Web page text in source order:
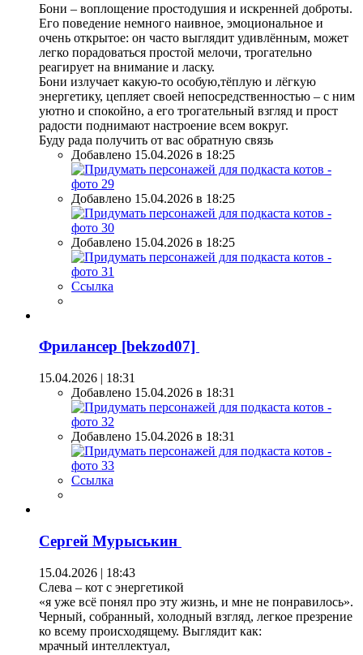
Бони – воплощение простодушия и искренней доброты.
Его поведение немного наивное, эмоциональное и
очень открытое: он часто выглядит удивлённым, может
легко порадоваться простой мелочи, трогательно
реагирует на внимание и ласку.
Бони излучает какую-то особую,тёплую и лёгкую
энергетику, цепляет своей непосредственностью – с ним
уютно и спокойно, а его трогательный взгляд и прост
радости поднимают настроение всем вокруг.
Буду рада получить от вас обратную связь
Добавлено 15.04.2026 в 18:25
Добавлено 15.04.2026 в 18:25
Добавлено 15.04.2026 в 18:25
Ссылка
Фрилансер [bekzod07]
15.04.2026 | 18:31
Добавлено 15.04.2026 в 18:31
Добавлено 15.04.2026 в 18:31
Ссылка
Сергей Мурыськин
15.04.2026 | 18:43
Слева – кот с энергетикой
«я уже всё понял про эту жизнь, и мне не понравилось».
Черный, собранный, холодный взгляд, легкое презрение
ко всему происходящему. Выглядит как:
мрачный интеллектуал,